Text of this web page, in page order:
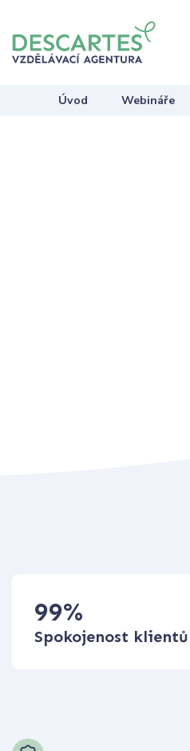
Úvod Webináře
99%
Spokojenost klientů